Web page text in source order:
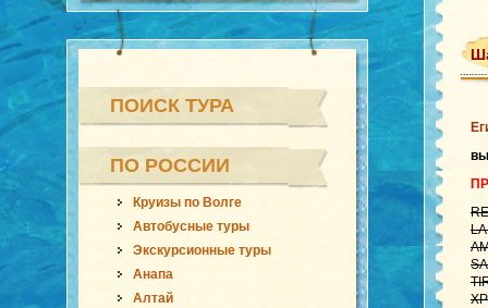
ПОИСК ТУРА
ПО РОССИИ
Круизы по Волге
Автобусные туры
Экскурсионные туры
Анапа
Алтай